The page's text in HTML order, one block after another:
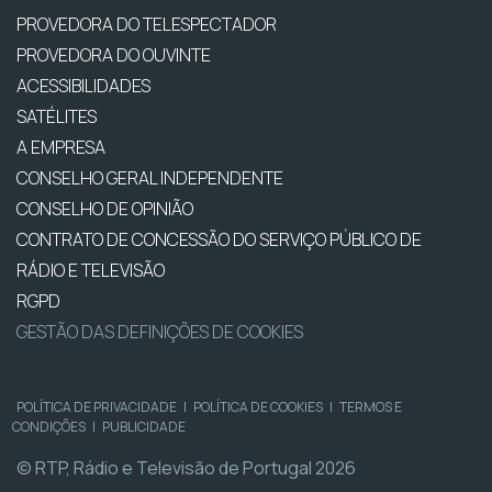
PROVEDORA DO TELESPECTADOR
PROVEDORA DO OUVINTE
ACESSIBILIDADES
SATÉLITES
A EMPRESA
CONSELHO GERAL INDEPENDENTE
CONSELHO DE OPINIÃO
CONTRATO DE CONCESSÃO DO SERVIÇO PÚBLICO DE
RÁDIO E TELEVISÃO
RGPD
GESTÃO DAS DEFINIÇÕES DE COOKIES
POLÍTICA DE PRIVACIDADE | POLÍTICA DE COOKIES | TERMOS E
CONDIÇÕES | PUBLICIDADE
© RTP, Rádio e Televisão de Portugal 2026